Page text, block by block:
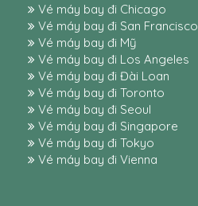
Vé máy bay đi Chicago
Vé máy bay đi San Francisco
Vé máy bay đi Mỹ
Vé máy bay đi Los Angeles
Vé máy bay đi Đài Loan
Vé máy bay đi Toronto
Vé máy bay đi Seoul
Vé máy bay đi Singapore
Vé máy bay đi Tokyo
Vé máy bay đi Vienna